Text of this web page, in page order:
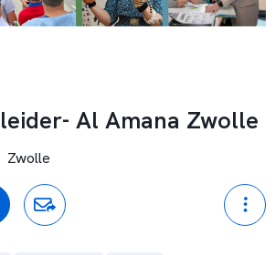
Al Amana Zwolle
Zwolle